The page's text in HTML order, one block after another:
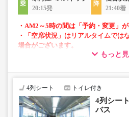
20:15発
21:40着
・AM2～5時の間は「予約・変更」が
・「空席状況」はリアルタイムでは
場合がございます。
・車内トイレ完備で長旅でも安心
もっと
4列シート トイレ付き
4列シー
バス